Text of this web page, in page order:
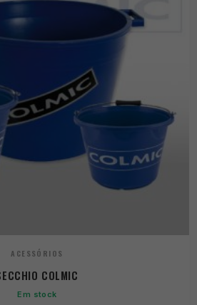
ACESSÓRIOS
COLMIC
Em stock